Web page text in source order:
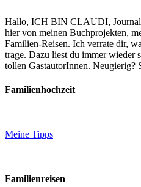
Hallo, ICH BIN CLAUDI,
hier von meinen Buchprojekten,
Familien-Reisen. Ich verrate dir,
trage. Dazu liest du immer wieder
tollen GastautorInnen. Neugierig?
Familienhochzeit
Meine Tipps
Familienreisen